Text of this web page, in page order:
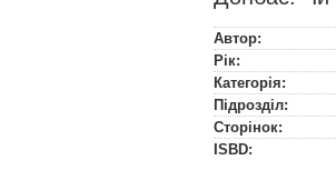
Автор:
Рік:
Категорія:
Підрозділ:
Сторінок:
ISBD: